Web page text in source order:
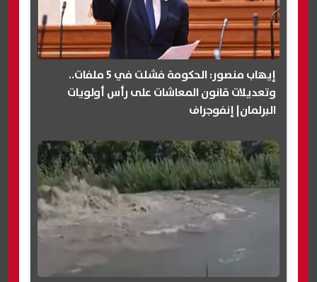
إيهاب منصور: الحكومة فشلت في 5 ملفات..
وتعديلات قانون المعاشات على رأس أولويات
البرلمان| إنفوجراف